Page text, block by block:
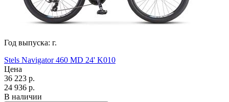
Год выпуска: г.
Stels Navigator 460 MD 24' K010
Цена
36 223 р.
24 936 р.
В наличии